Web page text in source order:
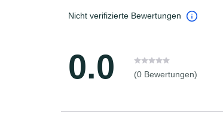
Nicht verifizierte Bewertungen
0.0 (0 Bewertungen)